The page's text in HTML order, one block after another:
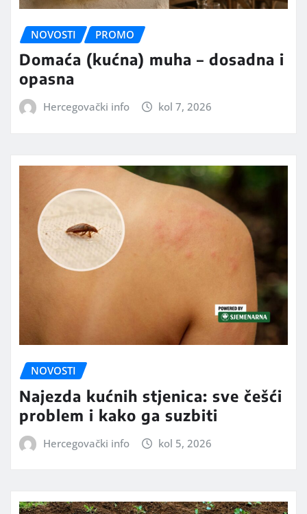
NOVOSTI PROMO
Domaća (kućna) muha – dosadna i
opasna
Hercegovački info kol 7, 2026
NOVOSTI
Najezda kućnih stjenica: sve češći
problem i kako ga suzbiti
Hercegovački info kol 5, 2026